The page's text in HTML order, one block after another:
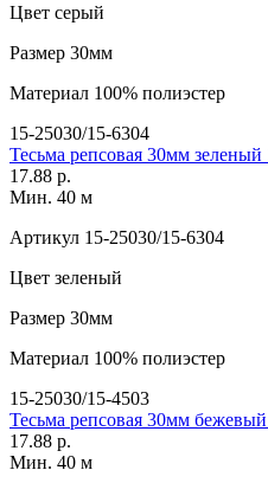
Цвет серый
Размер 30мм
Материал 100% полиэстер
15-25030/15-6304
Тесьма репсовая 30мм
17.88 р.
Мин. 40 м
Артикул 15-25030/15-6304
Цвет зеленый
Размер 30мм
Материал 100% полиэстер
15-25030/15-4503
Тесьма репсовая 30мм
17.88 р.
Мин. 40 м